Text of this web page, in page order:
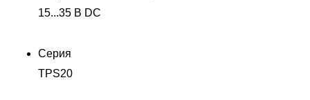
15...35 В DC
Серия
TPS20